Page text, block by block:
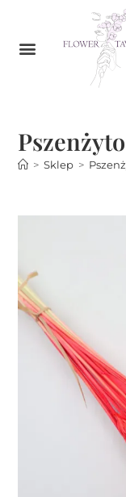
> Sklep >